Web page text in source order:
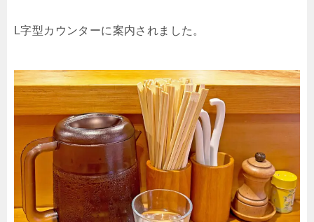
L字型カウンターに案内されました。